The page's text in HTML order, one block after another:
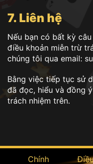
7. Liên hệ
Nếu bạn có bất kỳ
điều khoản miễn trừ
chúng tôi qua email:
Bằng việc tiếp tục sử
đã đọc, hiểu và đồng
trách nhiệm trên.
Chính